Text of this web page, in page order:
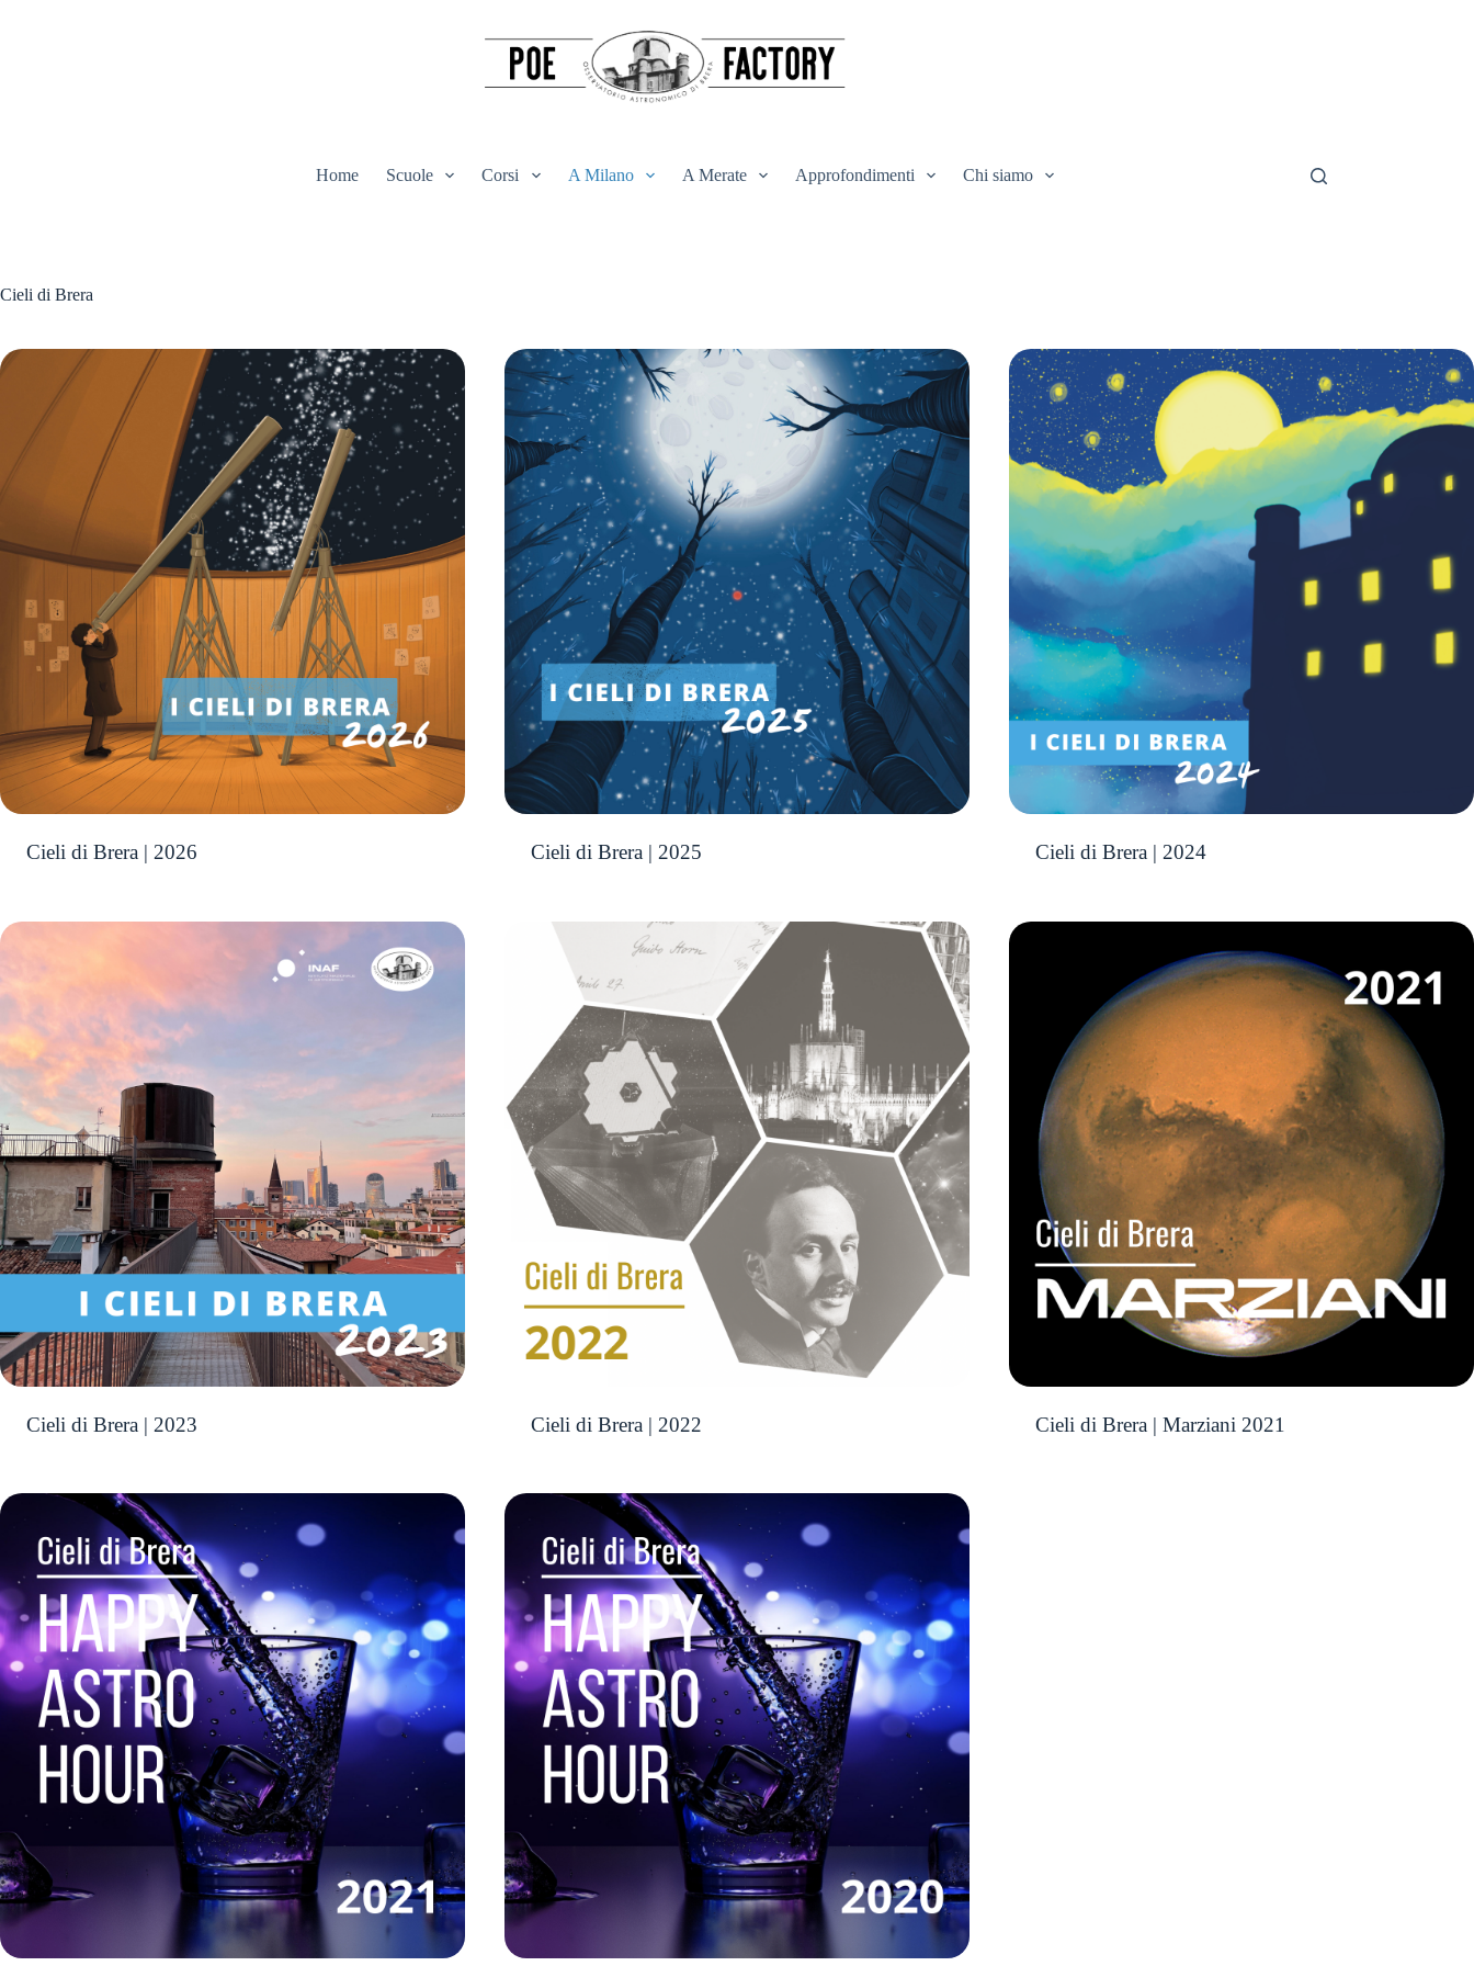
Home Scuole Corsi A Milano A Merate Approfondimenti Chi siamo
Cieli di Brera
Cieli di Brera | 2026 Cieli di Brera | 2025 Cieli di Brera | 2024
Cieli di Brera | 2023 Cieli di Brera | 2022 Cieli di Brera | Marziani 2021